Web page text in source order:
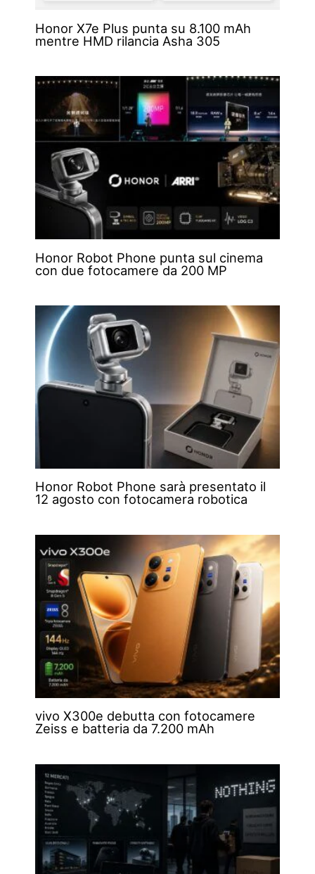
Honor X7e Plus punta su 8.100 mAh
mentre HMD rilancia Asha 305
Honor Robot Phone punta sul cinema
con due fotocamere da 200 MP
Honor Robot Phone sarà presentato il
12 agosto con fotocamera robotica
vivo X300e debutta con fotocamere
Zeiss e batteria da 7.200 mAh